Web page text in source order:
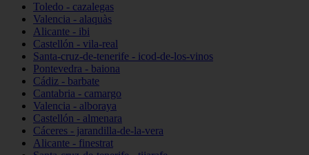
Toledo - cazalegas
Valencia - alaquàs
Alicante - ibi
Castellón - vila-real
Santa-cruz-de-tenerife - icod-de-los-vinos
Pontevedra - baiona
Cádiz - barbate
Cantabria - camargo
Valencia - alboraya
Castellón - almenara
Cáceres - jarandilla-de-la-vera
Alicante - finestrat